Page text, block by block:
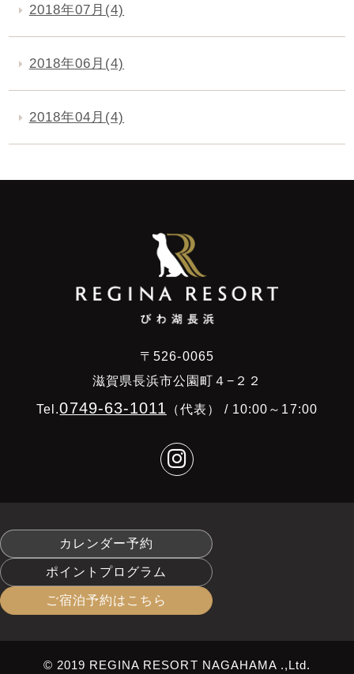
2018年07月(4)
2018年06月(4)
2018年04月(4)
〒526-0065
滋賀県長浜市公園町４−２２
Tel.0749-63-1011 （代表） / 10:00～17:00
カレンダー予約
ポイントプログラム
ご宿泊予約はこちら
© 2019 REGINA RESORT NAGAHAMA .,Ltd.